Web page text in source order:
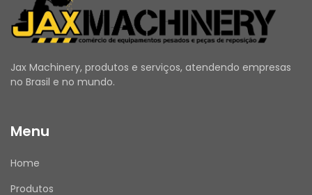
Jax Machinery, produtos e serviços, atendendo empresas
no Brasil e no mundo.
Menu
Home
Produtos